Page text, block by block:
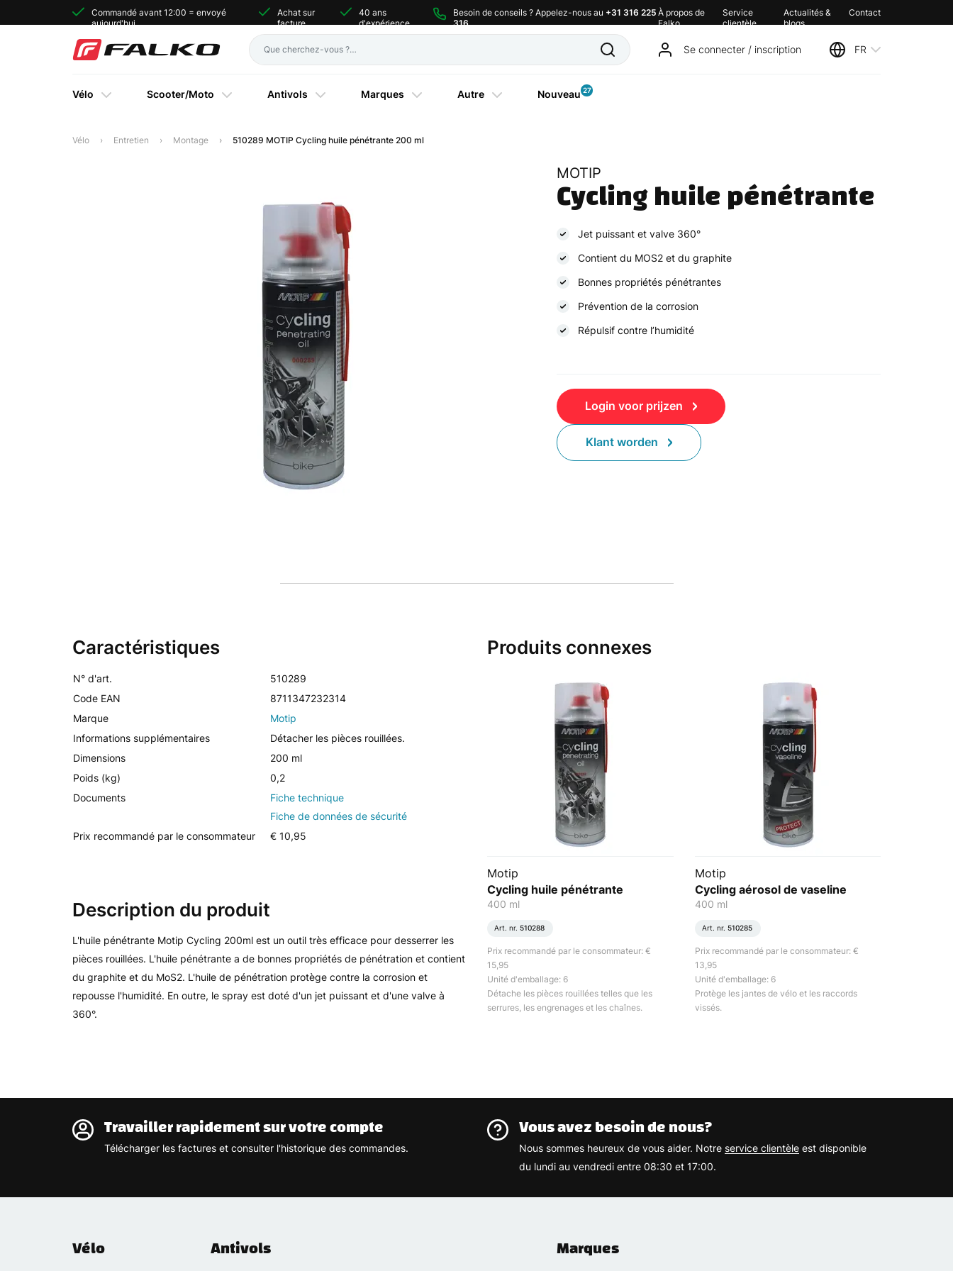
Commandé avant 12:00 = envoyé
aujourd'hui
Achat sur
facture
40 ans
d'expérience
Besoin de conseils ? Appelez-nous au +31 316 225
316
À propos de
Falko
Service
clientèle
Actualités &
blogs
Contact
Se connecter / inscription FR
Vélo Scooter/Moto Antivols Marques Autre Nouveau 27
Vélo Entretien Montage 510289 MOTIP Cycling huile pénétrante 200 ml
MOTIP
Cycling huile pénétrante
Jet puissant et valve 360°
Contient du MOS2 et du graphite
Bonnes propriétés pénétrantes
Prévention de la corrosion
Répulsif contre l’humidité
Login voor prijzen
Klant worden
Caractéristiques
N° d'art.
510289
Code EAN
8711347232314
Marque
Motip
Informations supplémentaires
Détacher les pièces rouillées.
Dimensions
200 ml
Poids (kg)
0,2
Documents
Fiche technique
Fiche de données de sécurité
Prix recommandé par le consommateur
€ 10,95
Description du produit
L'huile pénétrante Motip Cycling 200ml est un outil très efficace pour desserrer les
pièces rouillées. L'huile pénétrante a de bonnes propriétés de pénétration et contient
du graphite et du MoS2. L'huile de pénétration protège contre la corrosion et
repousse l'humidité. En outre, le spray est doté d'un jet puissant et d'une valve à
360°.
Produits connexes
Motip
Cycling huile pénétrante
400 ml
Art. nr. 510288
Prix recommandé par le consommateur: €
15,95
Unité d'emballage: 6
Détache les pièces rouillées telles que les
serrures, les engrenages et les chaînes.
Motip
Cycling aérosol de vaseline
400 ml
Art. nr. 510285
Prix recommandé par le consommateur: €
13,95
Unité d'emballage: 6
Protège les jantes de vélo et les raccords
vissés.
Travailler rapidement sur votre compte
Télécharger les factures et consulter l'historique des commandes.
Vous avez besoin de nous?
Nous sommes heureux de vous aider. Notre service clientèle est disponible
du lundi au vendredi entre 08:30 et 17:00.
Vélo Antivols Marques